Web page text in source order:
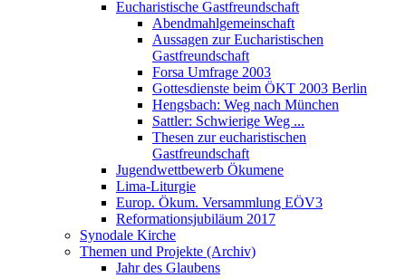
Eucharistische Gastfreundschaft
Abendmahlgemeinschaft
Aussagen zur Eucharistischen
Gastfreundschaft
Forsa Umfrage 2003
Gottesdienste beim ÖKT 2003 Berlin
Hengsbach: Weg nach München
Sattler: Schwierige Weg ...
Thesen zur eucharistischen
Gastfreundschaft
Jugendwettbewerb Ökumene
Lima-Liturgie
Europ. Ökum. Versammlung EÖV3
Reformationsjubiläum 2017
Synodale Kirche
Themen und Projekte (Archiv)
Jahr des Glaubens